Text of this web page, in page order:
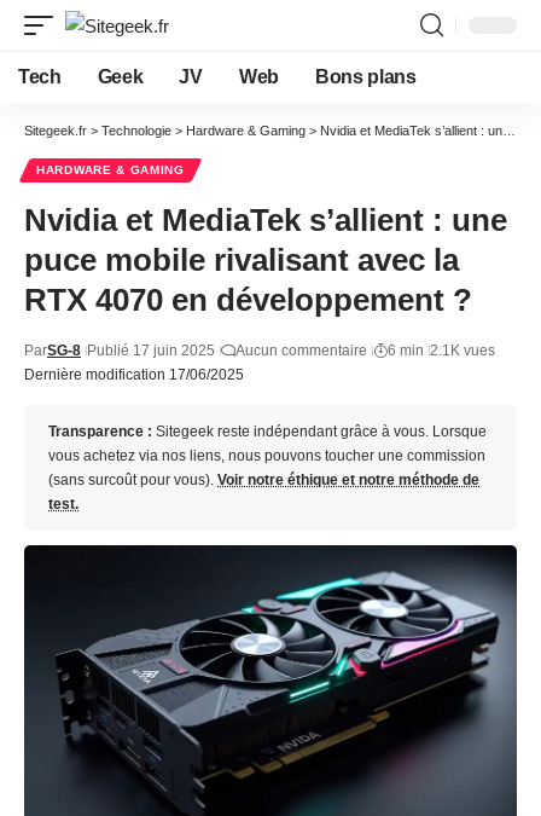
Tech Geek JV Web Bons plans
Sitegeek.fr > Technologie > Hardware & Gaming > Nvidia et MediaTek s’allient : une puce mobile rivalisant avec la RTX 4070 en développement ?
HARDWARE & GAMING
Nvidia et MediaTek s’allient : une
puce mobile rivalisant avec la
RTX 4070 en développement ?
Dernière modification 17/06/2025
ParSG-8 Publié 17 juin 2025 Aucun commentaire 6 min 2.1K vues
Transparence : Sitegeek reste indépendant grâce à vous. Lorsque
vous achetez via nos liens, nous pouvons toucher une commission
(sans surcoût pour vous). Voir notre éthique et notre méthode de
test.